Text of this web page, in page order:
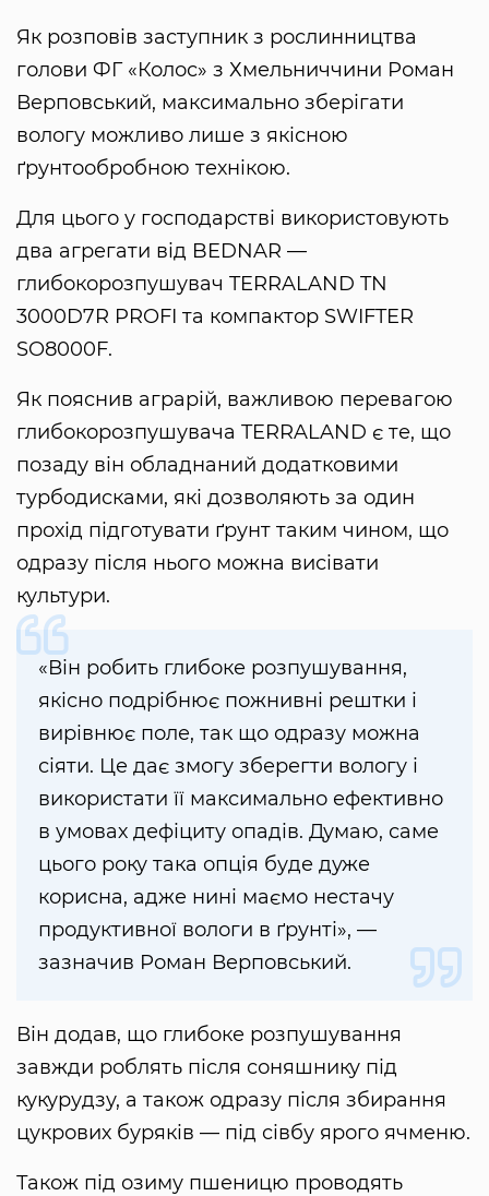
Як розповів заступник з рослинництва
голови ФГ «Колос» з Хмельниччини Роман
Верповський, максимально зберігати
вологу можливо лише з якісною
ґрунтообробною технікою.
Для цього у господарстві використовують
два агрегати від BEDNAR —
глибокорозпушувач TERRALAND TN
3000D7R PROFI та компактор SWIFTER
SO8000F.
Як пояснив аграрій, важливою перевагою
глибокорозпушувача TERRALAND є те, що
позаду він обладнаний додатковими
турбодисками, які дозволяють за один
прохід підготувати ґрунт таким чином, що
одразу після нього можна висівати
культури.
«Він робить глибоке розпушування,
якісно подрібнює пожнивні рештки і
вирівнює поле, так що одразу можна
сіяти. Це дає змогу зберегти вологу і
використати її максимально ефективно
в умовах дефіциту опадів. Думаю, саме
цього року така опція буде дуже
корисна, адже нині маємо нестачу
продуктивної вологи в ґрунті», —
зазначив Роман Верповський.
Він додав, що глибоке розпушування
завжди роблять після соняшнику під
кукурудзу, а також одразу після збирання
цукрових буряків — під сівбу ярого ячменю.
Також під озиму пшеницю проводять